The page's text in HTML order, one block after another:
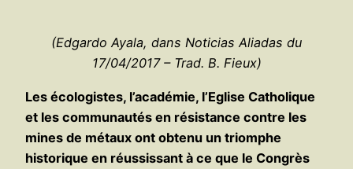
(Edgardo Ayala, dans Noticias Aliadas du
17/04/2017 – Trad. B. Fieux)
Les écologistes, l’académie, l’Eglise Catholique
et les communautés en résistance contre les
mines de métaux ont obtenu un triomphe
historique en réussissant à ce que le Congrès